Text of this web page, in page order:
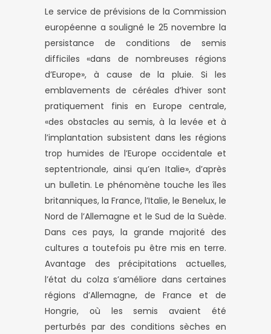
Le service de prévisions de la Commission
européenne a souligné le 25 novembre la
persistance de conditions de semis
difficiles «dans de nombreuses régions
d’Europe», à cause de la pluie. Si les
emblavements de céréales d’hiver sont
pratiquement finis en Europe centrale,
«des obstacles au semis, à la levée et à
l’implantation subsistent dans les régions
trop humides de l’Europe occidentale et
septentrionale, ainsi qu’en Italie», d’après
un bulletin. Le phénomène touche les îles
britanniques, la France, l’Italie, le Benelux, le
Nord de l’Allemagne et le Sud de la Suède.
Dans ces pays, la grande majorité des
cultures a toutefois pu être mis en terre.
Avantage des précipitations actuelles,
l’état du colza s’améliore dans certaines
régions d’Allemagne, de France et de
Hongrie, où les semis avaient été
perturbés par des conditions sèches en